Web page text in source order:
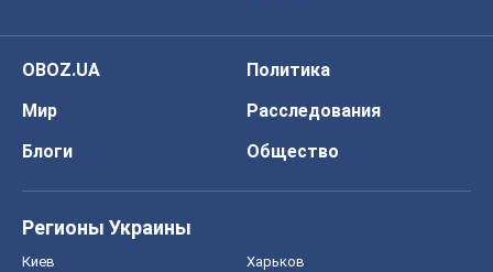
OBOZ.UA
Политика
Мир
Расследования
Блоги
Общество
Регионы Украины
Киев Харьков